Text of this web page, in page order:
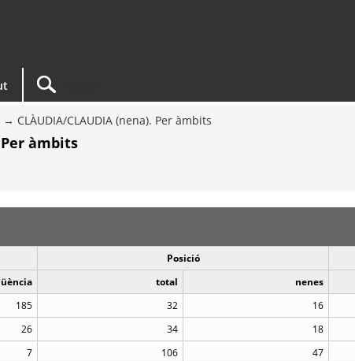
CLÀUDIA/CLAUDIA (nena). Per àmbits
Per àmbits
Posició
total nenes
185 32 16
26 34 18
7 106 47